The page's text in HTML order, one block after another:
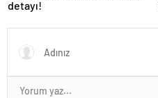
detayı!